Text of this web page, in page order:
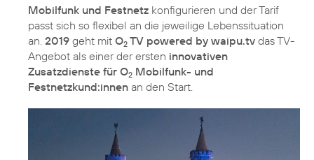
Mobilfunk und Festnetz konfigurieren und der Tarif
passt sich so flexibel an die jeweilige Lebenssituation
an. 2019 geht mit O2 TV powered by waipu.tv das TV-
Angebot als einer der ersten innovativen
Zusatzdienste für O2 Mobilfunk- und
Festnetzkund:innen an den Start.